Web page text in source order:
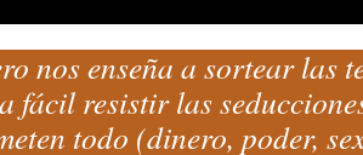
nos enseña a sortear las
fácil resistir las
todo (dinero, poder,